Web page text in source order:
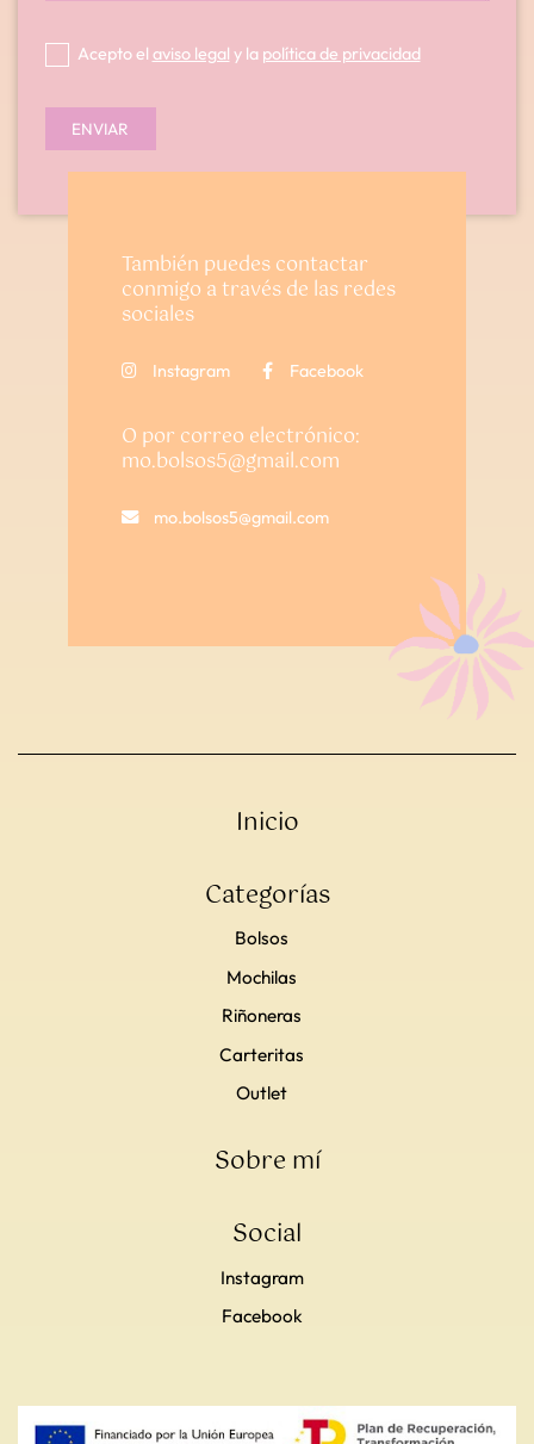
Acepto el aviso legal y la política de privacidad
ENVIAR
También puedes contactar
conmigo a través de las redes
sociales
Instagram Facebook
O por correo electrónico:
mo.bolsos5@gmail.com
mo.bolsos5@gmail.com
Inicio
Categorías
Bolsos
Mochilas
Riñoneras
Carteritas
Outlet
Sobre mí
Social
Instagram
Facebook